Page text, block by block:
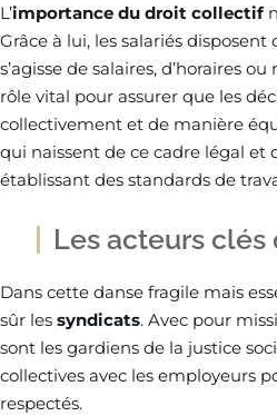
L’importance du droit collectif
Grâce à lui, les salariés
s’agisse de salaires, d’horaires
rôle vital pour assurer que les
collectivement et de manière
qui naissent de ce cadre légal et
établissant des standards de
Les acteurs
Dans cette danse fragile mais
sûr les syndicats. Avec pour
sont les gardiens de la justice
collectives avec les employeurs
respectés.